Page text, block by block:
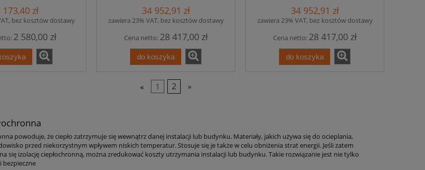
m kw.
173,40 zł
bez kosztów dostawy
2 580,00 zł
34 952,91 zł
zawiera 23% VAT, bez kosztów dostawy
Cena netto: 28 417,00 zł
do koszyka
34 952,91 zł
zawiera 23% VAT, bez kosztów dostawy
Cena netto: 28 417,00 zł
do koszyka
« 1 2 »
powoduje, że ciepło zatrzymuje się wewnątrz danej instalacji lub budynku. Materiały, jakich używa się do ocieplania,
przed niekorzystnym wpływem niskich temperatur. Stosuje się je także w celu obniżenia strat energii. Jeśli zatem
się izolację ciepłochronną, można zredukować koszty utrzymania instalacji lub budynku. Takie rozwiązanie jest nie tylko
bezpieczne